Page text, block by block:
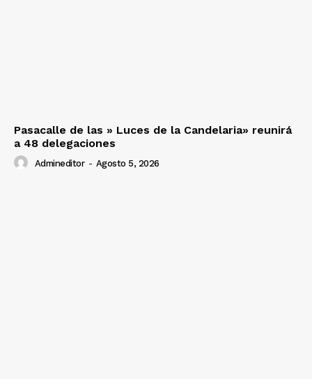
Pasacalle de las » Luces de la Candelaria» reunirá
a 48 delegaciones
Admineditor - Agosto 5, 2026